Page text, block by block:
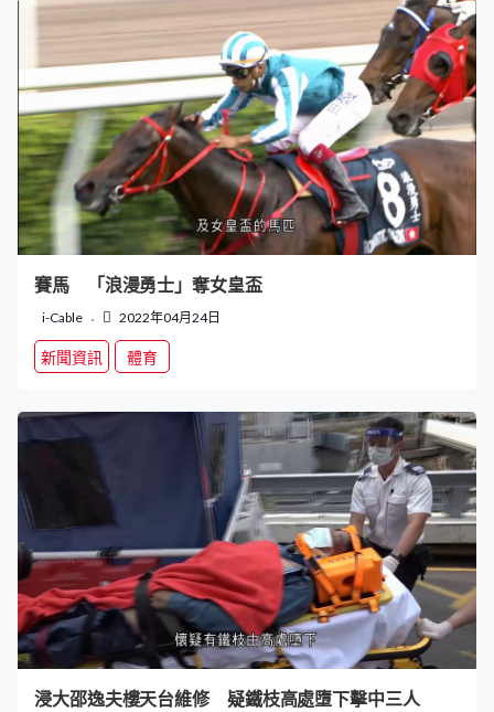
賽馬 「浪漫勇士」奪女皇盃
i-Cable 2022年04月24日
新聞資訊 體育
浸大邵逸夫樓天台維修 疑鐵枝高處墮下擊中三人